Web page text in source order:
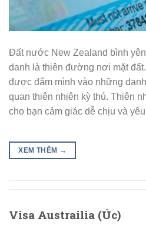
Đất nước New Zealand bình
danh là thiên đường nơi mặt
được đắm mình vào những
quan thiên nhiên kỳ thú. Thiên
cho bạn cảm giác dễ chịu và
XEM THÊM →
Visa Austrailia (Úc)